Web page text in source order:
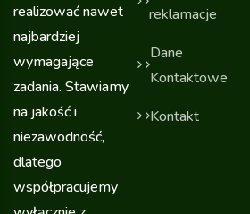
realizować nawet
najbardziej
wymagające
zadania. Stawiamy
na jakość i
niezawodność,
dlatego
współpracujemy
reklamacje
Dane
Kontaktowe
Kontakt